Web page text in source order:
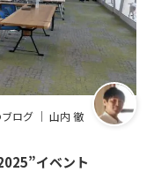
ログ ｜ 山内 徹
イベント